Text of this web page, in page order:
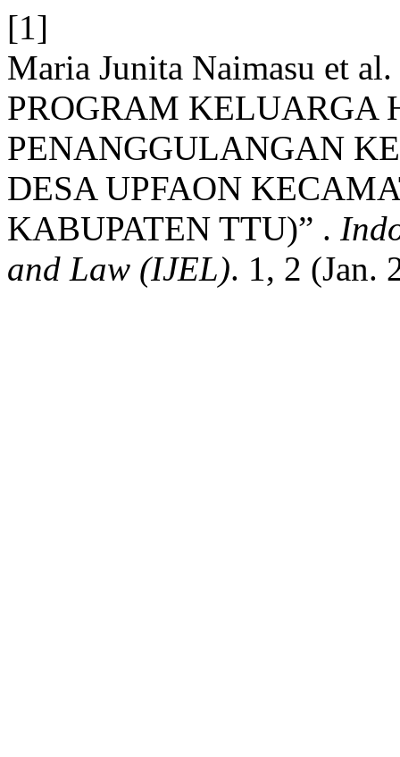
[1]
Maria Junita Naimasu et
PROGRAM KELUARGA
PENANGGULANGAN
DESA UPFAON
KABUPATEN TTU)” .
and Law (IJEL). 1, 2 (Jan.